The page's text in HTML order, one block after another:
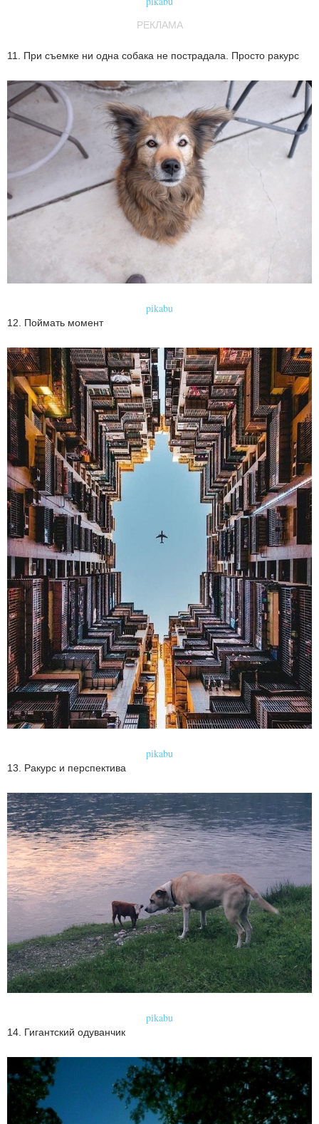
РЕКЛАМА
11. При съемке ни одна собака не пострадала. Просто ракурс
pikabu
12. Поймать момент
pikabu
13. Ракурс и перспектива
pikabu
14. Гигантский одуванчик